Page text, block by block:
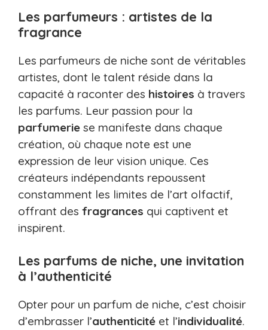
Les parfumeurs : artistes de la
fragrance
Les parfumeurs de niche sont de véritables
artistes, dont le talent réside dans la
capacité à raconter des histoires à travers
les parfums. Leur passion pour la
parfumerie se manifeste dans chaque
création, où chaque note est une
expression de leur vision unique. Ces
créateurs indépendants repoussent
constamment les limites de l’art olfactif,
offrant des fragrances qui captivent et
inspirent.
Les parfums de niche, une invitation
à l’authenticité
Opter pour un parfum de niche, c’est choisir
d’embrasser l’authenticité et l’individualité.